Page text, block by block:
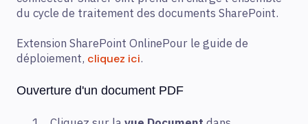
du cycle de traitement des documents SharePoint.
Extension SharePoint OnlinePour le guide de
déploiement, cliquez ici.
Ouverture d'un document PDF